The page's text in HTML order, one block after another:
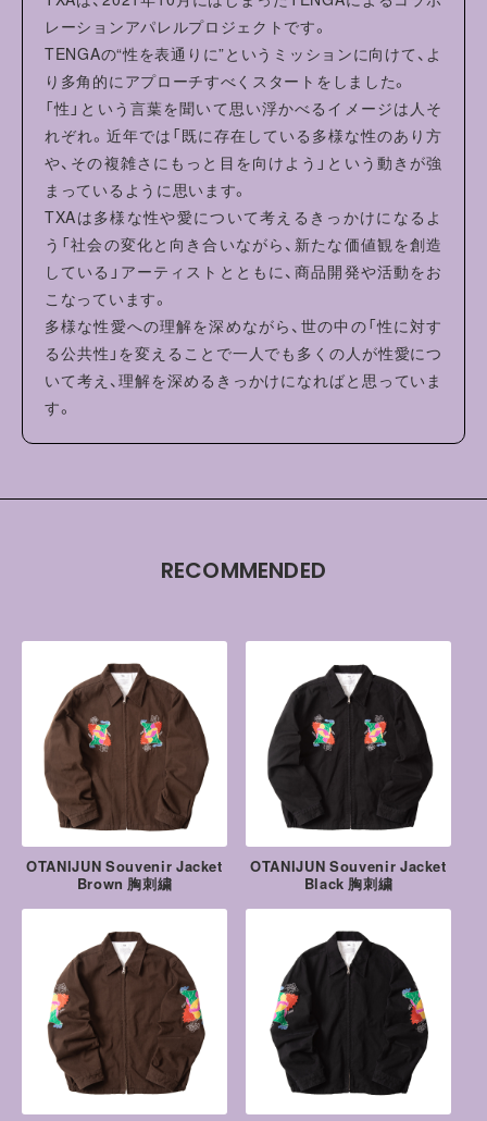
レーションアパレルプロジェクトです。
TENGAの“性を表通りに”というミッションに向けて、よ
り多角的にアプローチすべくスタートをしました。
「性」という言葉を聞いて思い浮かべるイメージは人そ
れぞれ。近年では「既に存在している多様な性のあり方
や、その複雑さにもっと目を向けよう」という動きが強
まっているように思います。
TXAは多様な性や愛について考えるきっかけになるよ
う「社会の変化と向き合いながら、新たな価値観を創造
している」アーティストとともに、商品開発や活動をお
こなっています。
多様な性愛への理解を深めながら、世の中の「性に対す
る公共性」を変えることで一人でも多くの人が性愛につ
いて考え、理解を深めるきっかけになればと思っていま
す。
RECOMMENDED
OTANIJUN Souvenir Jacket
Brown 胸刺繍
OTANIJUN Souvenir Jacket
Black 胸刺繍